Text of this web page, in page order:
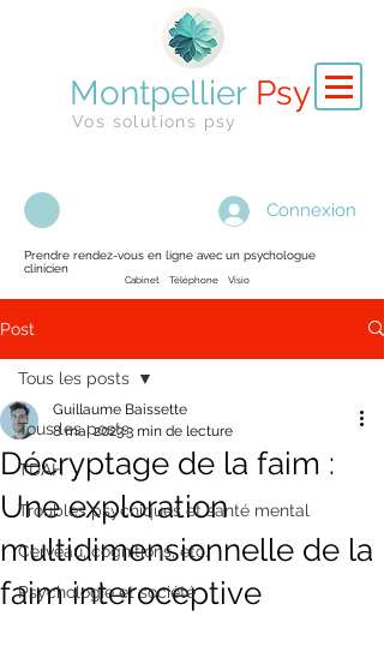
Montpellier Psy
Vos solutions psy
Connexion
Prendre rendez-vous en ligne avec un psychologue
clinicien
Cabinet Téléphone Visio
Post
Tous les posts
TDAH
Troubles psychiques et santé mental
Cerveau, cognitions, etc.
Psychologie et société
Tous les posts
Décryptage de la faim :
Une exploration
multidimensionnelle de la
faim interoceptive
Guillaume Baissette
8 mai 20233 min de lecture